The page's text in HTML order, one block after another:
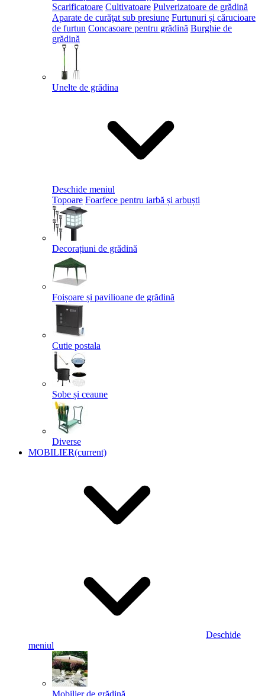
Scarificatoare Cultivatoare Pulverizatoare de grădină
Aparate de curăţat sub presiune Furtunuri și cărucioare
de furtun Concasoare pentru grădină Burghie de
grădină
Unelte de grădina
Deschide meniul
Topoare Foarfece pentru iarbă și arbuști
Decorațiuni de grădină
Foișoare și pavilioane de grădină
Cutie postala
Sobe și ceaune
Diverse
MOBILIER(current)
Deschide
meniul
Mobilier de grădină